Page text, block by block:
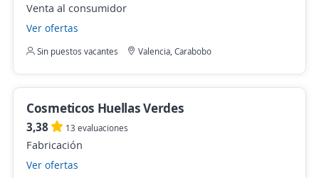
Venta al consumidor
Ver ofertas
Sin puestos vacantes Valencia, Carabobo
Cosmeticos Huellas Verdes
3,38 13 evaluaciones
Fabricación
Ver ofertas